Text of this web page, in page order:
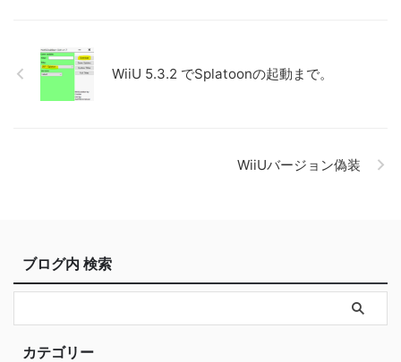
WiiU 5.3.2 でSplatoonの起動まで。
WiiUバージョン偽装
ブログ内 検索
カテゴリー